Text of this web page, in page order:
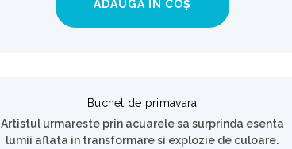
ADAUGĂ ÎN COȘ
Buchet de primavara
Artistul urmareste prin acuarele sa surprinda esenta
lumii aflata in transformare si explozie de culoare.